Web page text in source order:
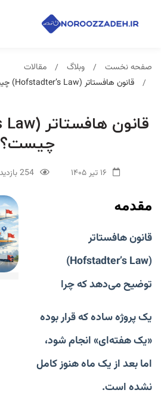
صفحه نخست وبلاگ
مقالات
قانون هافستاتر (Hofstadter’s Law) چیست؟
چیست؟
254 بازدید
مقدمه
قانون هافستاتر
(Hofstadter’s Law)
توضیح می‌دهد که چرا
یک پروژه ساده که قرار بوده
«یک هفته‌ای» انجام شود،
اما بعد از یک ماه هنوز کامل
نشده است.